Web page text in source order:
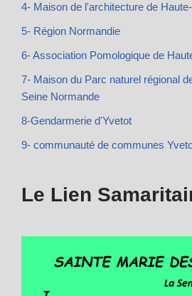
4- Maison de l'architecture de
5- Région Normandie
6- Association Pomologique de
7- Maison du Parc naturel régional
Seine Normande
8-Gendarmerie d'Yvetot
9- communauté de communes
Le Lien